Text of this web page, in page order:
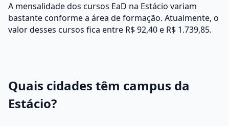
A mensalidade dos cursos EaD na Estácio variam
bastante conforme a área de formação. Atualmente, o
valor desses cursos fica entre R$ 92,40 e R$ 1.739,85.
Quais cidades têm campus da
Estácio?